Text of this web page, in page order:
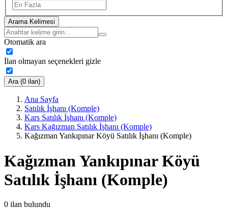
Arama Kelimesi
Otomatik ara
İlan olmayan seçenekleri gizle
Ara (0 ilan)
Ana Sayfa
Satılık İşhanı (Komple)
Kars Satılık İşhanı (Komple)
Kars Kağızman Satılık İşhanı (Komple)
Kağızman Yankıpınar Köyü Satılık İşhanı (Komple)
Kağızman Yankıpınar Köyü
Satılık İşhanı (Komple)
0 ilan bulundu